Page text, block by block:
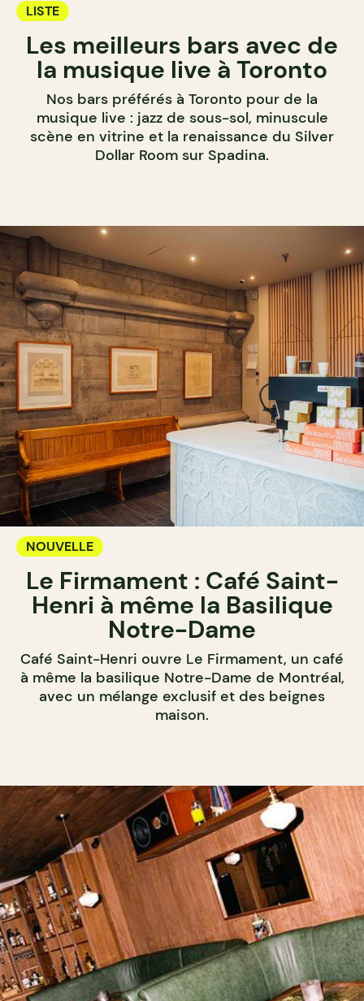
LISTE
Les meilleurs bars avec de
la musique live à Toronto
Nos bars préférés à Toronto pour de la
musique live : jazz de sous-sol, minuscule
scène en vitrine et la renaissance du Silver
Dollar Room sur Spadina.
NOUVELLE
Le Firmament : Café Saint-
Henri à même la Basilique
Notre-Dame
Café Saint-Henri ouvre Le Firmament, un café
à même la basilique Notre-Dame de Montréal,
avec un mélange exclusif et des beignes
maison.